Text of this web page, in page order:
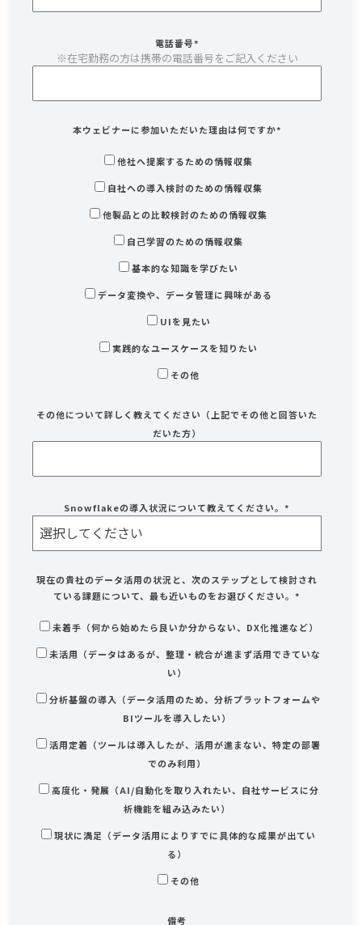
電話番号*
※在宅勤務の方は携帯の電話番号をご記入ください
本ウェビナーに参加いただいた理由は何ですか*
他社へ提案するための情報収集
自社への導入検討のための情報収集
他製品との比較検討のための情報収集
自己学習のための情報収集
基本的な知識を学びたい
データ変換や、データ管理に興味がある
UIを見たい
実践的なユースケースを知りたい
その他
その他について詳しく教えてください（上記でその他と回答いた
だいた方）
Snowflakeの導入状況について教えてください。 *
現在の貴社のデータ活用の状況と、次のステップとして検討され
ている課題について、最も近いものをお選びください。 *
未着手（何から始めたら良いか分からない、DX化推進など）
未活用（データはあるが、整理・統合が進まず活用できていな
い）
分析基盤の導入（データ活用のため、分析プラットフォームや
BIツールを導入したい）
活用定着（ツールは導入したが、活用が進まない、特定の部署
でのみ利用）
高度化・発展（AI/自動化を取り入れたい、自社サービスに分
析機能を組み込みたい）
現状に満足（データ活用によりすでに具体的な成果が出てい
る）
その他
備考